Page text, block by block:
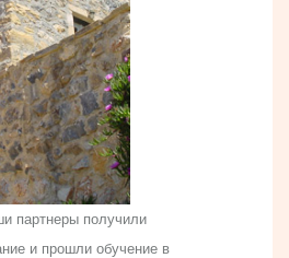
партнеры получили
и прошли обучение в